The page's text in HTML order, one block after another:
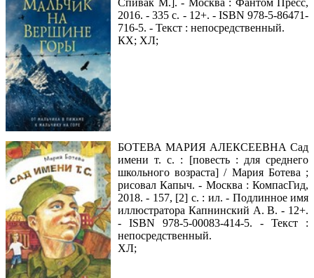
Спивак М.]. - Москва : Фантом Пресс,
2016. - 335 с. - 12+. - ISBN 978-5-86471-
716-5. - Текст : непосредственный.
КХ; ХЛ;
БОТЕВА МАРИЯ АЛЕКСЕЕВНА Сад
имени т. с. : [повесть : для среднего
школьного возраста] / Мария Ботева ;
рисовал Капыч. - Москва : КомпасГид,
2018. - 157, [2] с. : ил. - Подлинное имя
иллюстратора Капнинский А. В. - 12+.
- ISBN 978-5-00083-414-5. - Текст :
непосредственный.
ХЛ;